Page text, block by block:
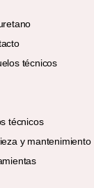
técnicos
técnicos
y mantenimiento